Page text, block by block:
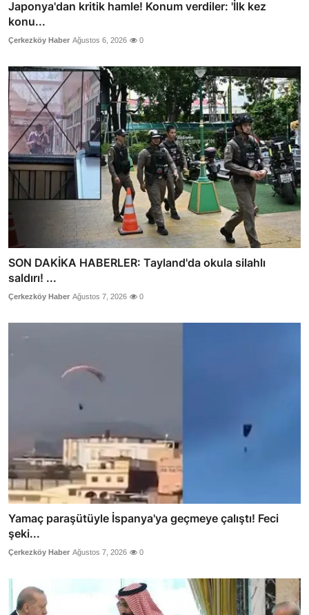
Japonya'dan kritik hamle! Konum verdiler: 'İlk kez
konu...
Çerkezköy Haber Ağustos 6, 2026 0
SON DAKİKA HABERLER: Tayland'da okula silahlı
saldırı! ...
Çerkezköy Haber Ağustos 7, 2026 0
Yamaç paraşütüyle İspanya'ya geçmeye çalıştı! Feci
şeki...
Çerkezköy Haber Ağustos 7, 2026 0